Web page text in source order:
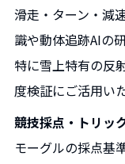
滑走・ターン・減
識や動体追跡AIの
特に雪上特有の反
度検証にご活用い
競技採点・トリッ
モーグルの採点基